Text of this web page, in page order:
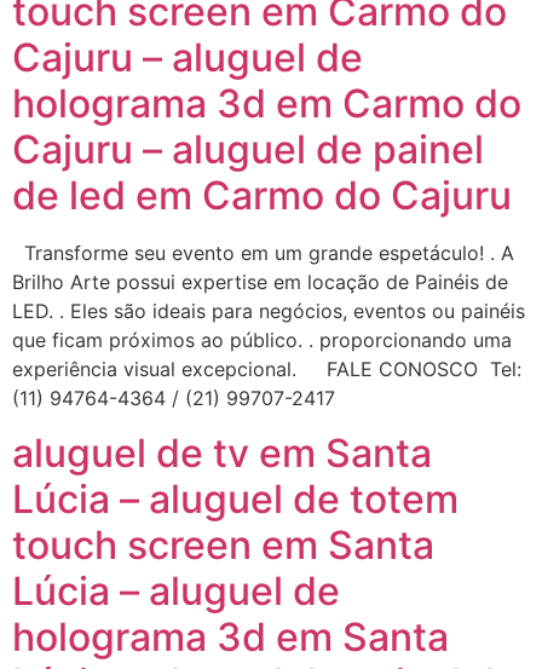
touch screen em Carmo do
Cajuru – aluguel de
holograma 3d em Carmo do
Cajuru – aluguel de painel
de led em Carmo do Cajuru
Transforme seu evento em um grande espetáculo! . A
Brilho Arte possui expertise em locação de Painéis de
LED. . Eles são ideais para negócios, eventos ou painéis
que ficam próximos ao público. . proporcionando uma
experiência visual excepcional. FALE CONOSCO Tel:
(11) 94764-4364 / (21) 99707-2417
aluguel de tv em Santa
Lúcia – aluguel de totem
touch screen em Santa
Lúcia – aluguel de
holograma 3d em Santa